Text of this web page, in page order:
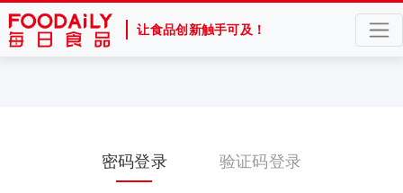
让食品创新触手可及！
密码登录 验证码登录